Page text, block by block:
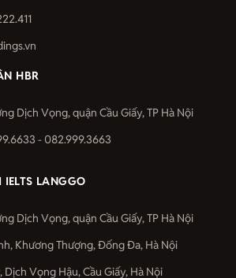
HBR
Dịch Vọng, quận Cầu Giấy, TP Hà Nội
- 082.999.3663
IELTS LANGGO
Dịch Vọng, quận Cầu Giấy, TP Hà Nội
Khương Thượng, Đống Đa, Hà Nội
Dịch Vọng Hậu, Cầu Giấy, Hà Nội